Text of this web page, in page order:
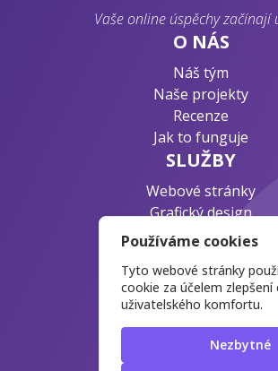
Vaše online úspěchy začínají
O NÁS
Náš tým
Naše projekty
Recenze
Jak to funguje
SLUŽBY
Webové stránky
Grafický design
Byznys konzultace
Ochrana osobních
Časté otázky
Blog o webdesignu
Používáme cookies
Tyto webové stránky
cookie za účelem zlepšení
uživatelského komfortu.
Nezbytné